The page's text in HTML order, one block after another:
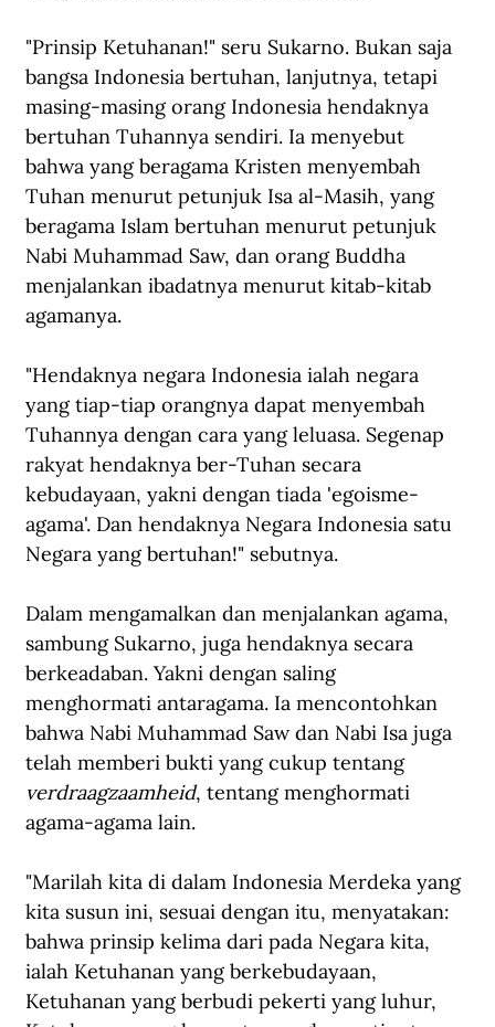
"Prinsip Ketuhanan!" seru Sukarno. Bukan saja
bangsa Indonesia bertuhan, lanjutnya, tetapi
masing-masing orang Indonesia hendaknya
bertuhan Tuhannya sendiri. Ia menyebut
bahwa yang beragama Kristen menyembah
Tuhan menurut petunjuk Isa al-Masih, yang
beragama Islam bertuhan menurut petunjuk
Nabi Muhammad Saw, dan orang Buddha
menjalankan ibadatnya menurut kitab-kitab
agamanya.
"Hendaknya negara Indonesia ialah negara
yang tiap-tiap orangnya dapat menyembah
Tuhannya dengan cara yang leluasa. Segenap
rakyat hendaknya ber-Tuhan secara
kebudayaan, yakni dengan tiada 'egoisme-
agama'. Dan hendaknya Negara Indonesia satu
Negara yang bertuhan!" sebutnya.
Dalam mengamalkan dan menjalankan agama,
sambung Sukarno, juga hendaknya secara
berkeadaban. Yakni dengan saling
menghormati antaragama. Ia mencontohkan
bahwa Nabi Muhammad Saw dan Nabi Isa juga
telah memberi bukti yang cukup tentang
verdraagzaamheid, tentang menghormati
agama-agama lain.
"Marilah kita di dalam Indonesia Merdeka yang
kita susun ini, sesuai dengan itu, menyatakan:
bahwa prinsip kelima dari pada Negara kita,
ialah Ketuhanan yang berkebudayaan,
Ketuhanan yang berbudi pekerti yang luhur,